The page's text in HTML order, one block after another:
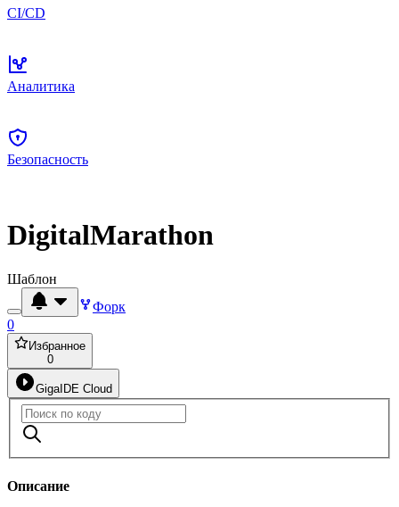
CI/CD
Аналитика
Безопасность
DigitalMarathon
Шаблон
Форк
0
Избранное
0
GigaIDE Cloud
Описание